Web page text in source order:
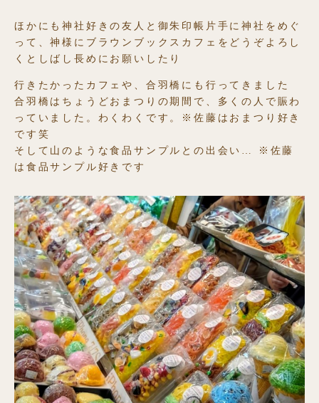
ほかにも神社好きの友人と御朱印帳片手に神社をめぐ
って、神様にブラウンブックスカフェをどうぞよろし
くとしばし長めにお願いしたり
行きたかったカフェや、合羽橋にも行ってきました
合羽橋はちょうどおまつりの期間で、多くの人で賑わ
っていました。わくわくです。※佐藤はおまつり好き
です笑
そして山のような食品サンプルとの出会い… ※佐藤
は食品サンプル好きです